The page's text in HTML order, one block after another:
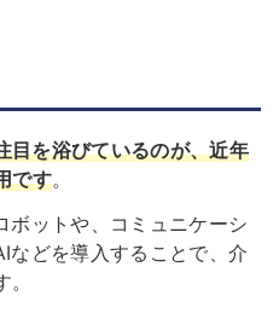
目を浴びているのが、近年
です。
ボットや、コミュニケーシ
などを導入することで、介